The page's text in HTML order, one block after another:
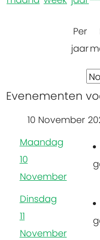
Per
jaar
Evenementen
10 November
Maandag
10
November
Dinsdag
11
November